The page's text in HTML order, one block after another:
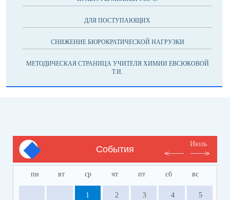
ДЛЯ ПОСТУПАЮЩИХ
СНИЖЕНИЕ БЮРОКРАТИЧЕСКОЙ НАГРУЗКИ
МЕТОДИЧЕСКАЯ СТРАНИЦА УЧИТЕЛЯ ХИМИИ ЕВСЮКОВОЙ
Т.И.
События
Июль
пн вт ср чт пт сб вс
1 2 3 4 5